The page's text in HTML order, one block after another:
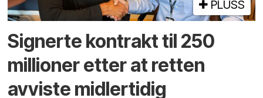
PLUSS
Signerte kontrakt til 250
millioner etter at retten
avviste midlertidig